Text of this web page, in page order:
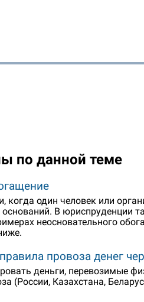
по данной теме
когда один человек или
В юриспруденции
неосновательного
провоза денег
деньги, перевозимые
(России, Казахстана,